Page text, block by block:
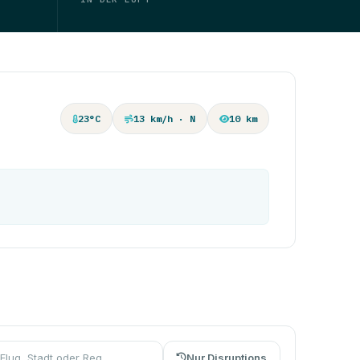
23°C 13 km/h · N 10 km
Nur Disruptions